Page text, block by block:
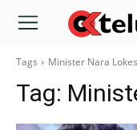
Tags Minister Nara
Tag: